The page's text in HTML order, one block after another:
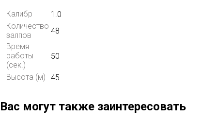
Калибр
1.0
Количество
залпов
48
Время
работы
(сек.)
50
Высота (м) 45
Вас могут также заинтересовать